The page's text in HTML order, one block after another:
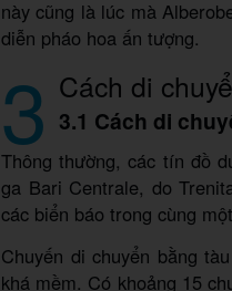
này cũng là lúc mà
diễn pháo hoa ấn tượng.
3 Cách di
3.1 Cách di
Thông thường, các tín đồ
ga Bari Centrale, do
các biển báo trong cùng
Chuyến di chuyển bằng
khá mềm. Có khoảng 15